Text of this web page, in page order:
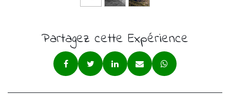
Partagez cette Expérience